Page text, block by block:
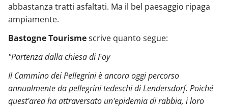
abbastanza tratti asfaltati. Ma il bel paesaggio ripaga
ampiamente.
Bastogne Tourismescrive quanto segue:
"Partenza dalla chiesa di Foy
Il Cammino dei Pellegrini è ancora oggi percorso
annualmente da pellegrini tedeschi di Lendersdorf. Poiché
quest'area ha attraversato un'epidemia di rabbia, i loro